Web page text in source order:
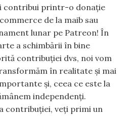
contribui printr-o donație
de la maib sau
lunar pe Patreon! În
a schimbării în bine
contribuției dvs, noi vom
în realitate și mai
și, ceea ce este la
independenți.
contribuției, veți primi un